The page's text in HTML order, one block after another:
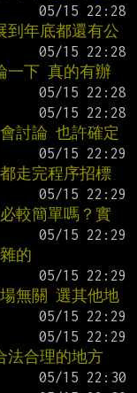
年底都還有公
一下 真的有辦
討論 也許確定
走完程序招標
較簡單嗎？實
的
無關 選其他地
法合理的地方